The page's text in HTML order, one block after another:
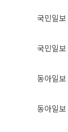
국민일보
국민일보
동아일보
동아일보